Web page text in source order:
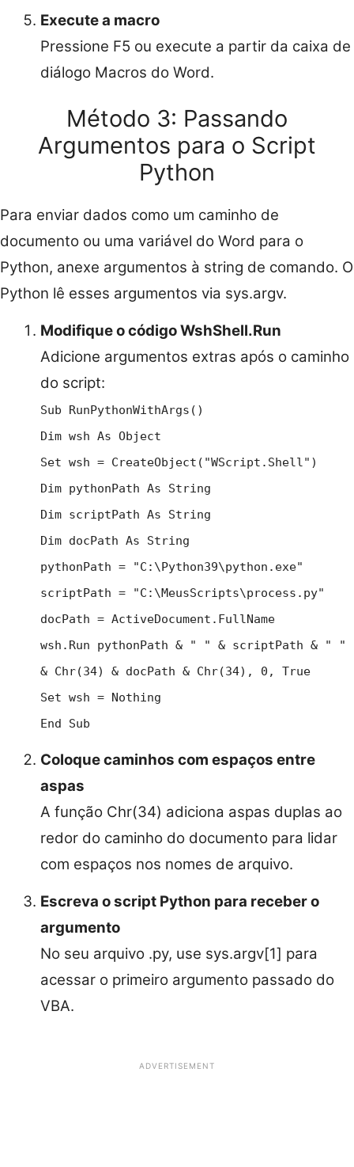
Execute a macro
Pressione F5 ou execute a partir da caixa de
diálogo Macros do Word.
Método 3: Passando
Argumentos para o Script
Python
Para enviar dados como um caminho de
documento ou uma variável do Word para o
Python, anexe argumentos à string de comando. O
Python lê esses argumentos via sys.argv.
Modifique o código WshShell.Run
Adicione argumentos extras após o caminho
do script:
Sub RunPythonWithArgs()
Dim wsh As Object
Set wsh = CreateObject("WScript.Shell")
Dim pythonPath As String
Dim scriptPath As String
Dim docPath As String
pythonPath = "C:\Python39\python.exe"
scriptPath = "C:\MeusScripts\process.py"
docPath = ActiveDocument.FullName
wsh.Run pythonPath & " " & scriptPath & " "
& Chr(34) & docPath & Chr(34), 0, True
Set wsh = Nothing
End Sub
Coloque caminhos com espaços entre
aspas
A função Chr(34) adiciona aspas duplas ao
redor do caminho do documento para lidar
com espaços nos nomes de arquivo.
Escreva o script Python para receber o
argumento
No seu arquivo .py, use sys.argv[1] para
acessar o primeiro argumento passado do
VBA.
ADVERTISEMENT